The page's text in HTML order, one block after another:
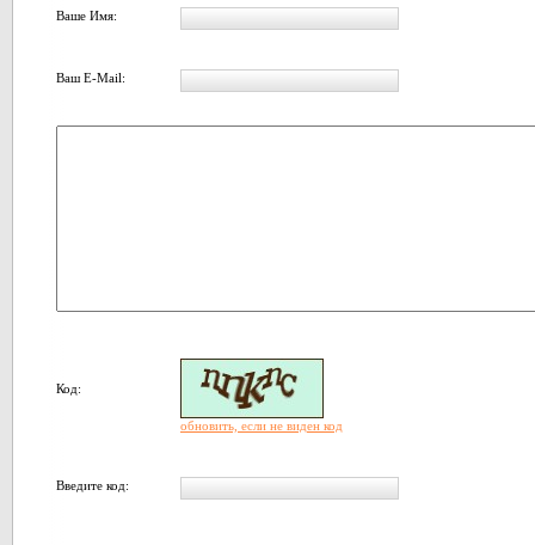
Ваше Имя:
Ваш E-Mail:
Код:
обновить, если не виден код
Введите код: